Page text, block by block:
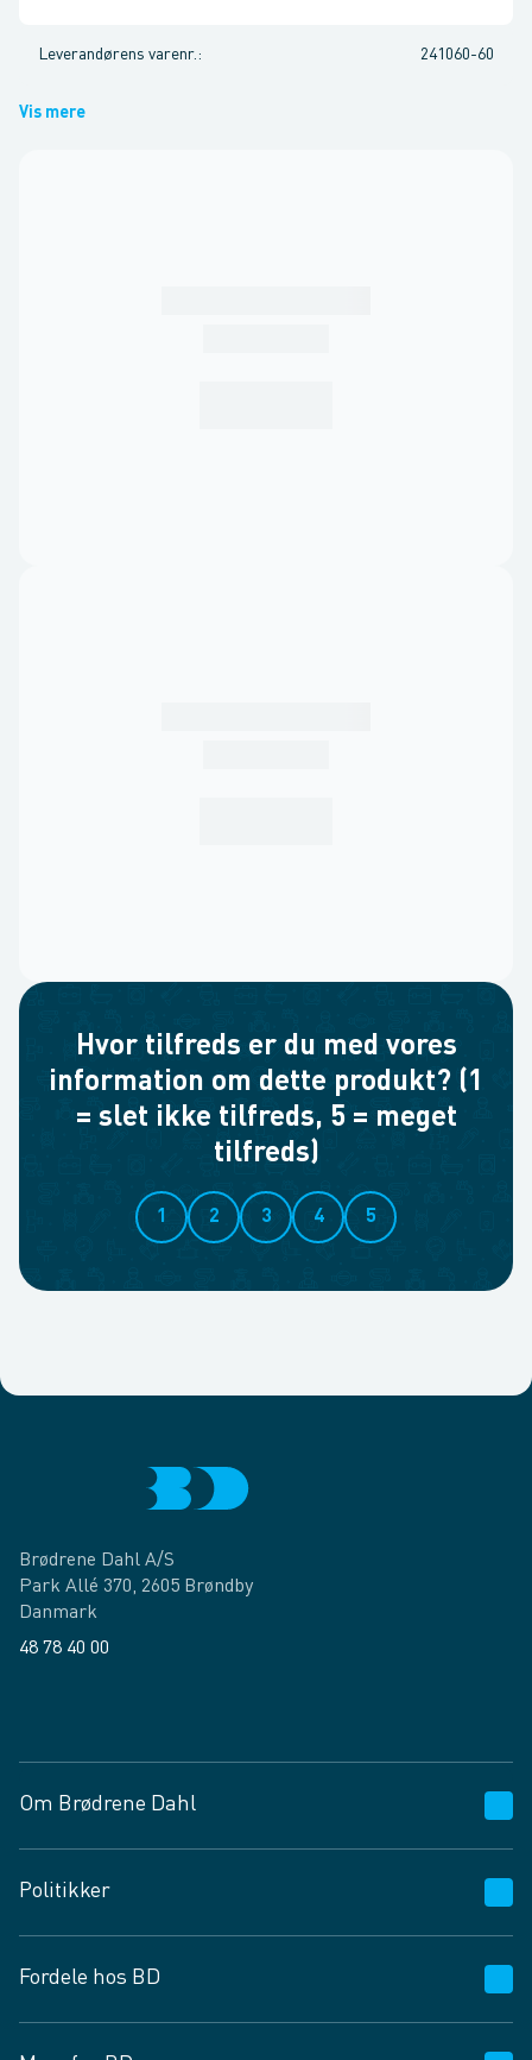
Leverandørens varenr. : 241060-60
Vis mere
Hvor tilfreds er du med vores
information om dette produkt? (1
= slet ikke tilfreds, 5 = meget
tilfreds)
1 2 3 4 5
Brødrene Dahl A/S
Park Allé 370, 2605 Brøndby
Danmark
48 78 40 00
Om Brødrene Dahl
Vagttelefon 30 10 89 89
Spørgsmål og svar
Job og karriere
Fødevarekontrolrapport
Politikker
Privatlivspolitik
Cookies
Fordele hos BD